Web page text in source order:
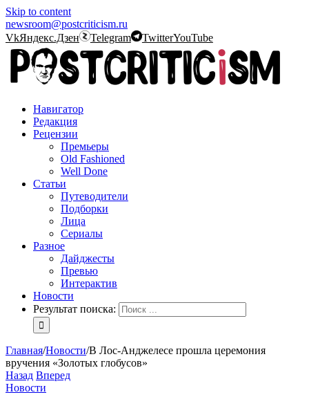
Skip to content
newsroom@postcriticism.ru
VkЯндекс.Дзен Telegram TwitterYouTube
Навигатор
Редакция
Рецензии
Премьеры
Old Fashioned
Well Done
Статьи
Путеводители
Подборки
Лица
Сериалы
Разное
Дайджесты
Превью
Интерактив
Новости
Результат поиска:
Главная/Новости/В Лос-Анджелесе прошла церемония
вручения «Золотых глобусов»
Назад Вперед
Новости